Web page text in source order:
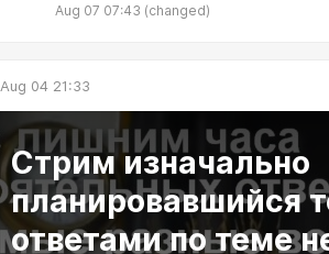
5. Если бы божьи законы были
ничего про насилие физическое/
Aug 07 07:43 (changed)
Aug 04 21:33
Стрим изначально
планировавшийся
ответами по теме